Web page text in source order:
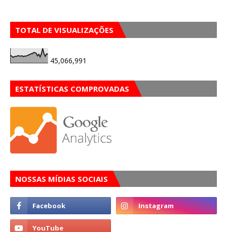
TOTAL DE VISUALIZAÇÕES
45,066,991
ESTATÍSTICAS COMPROVADAS
NOSSAS MÍDIAS SOCIAIS